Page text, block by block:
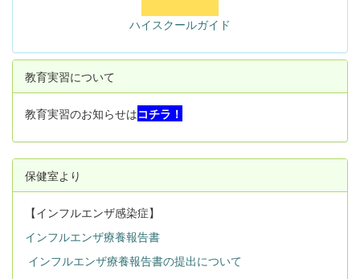
ハイスクールガイド
教育実習について
教育実習のお知らせはコチラ！
保健室より
【インフルエンザ感染症】
インフルエンザ療養報告書
インフルエンザ療養報告書の提出について